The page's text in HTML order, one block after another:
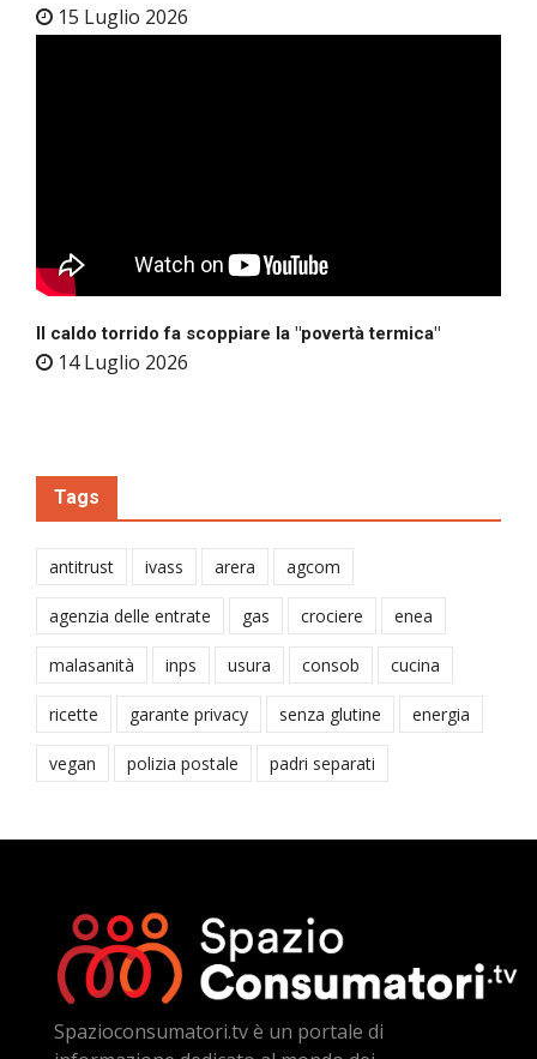
15 Luglio 2026
Il caldo torrido fa scoppiare la "povertà termica"
14 Luglio 2026
Tags
antitrust ivass arera agcom
agenzia delle entrate gas crociere enea
malasanità inps usura consob cucina
ricette garante privacy senza glutine energia
vegan polizia postale padri separati
Spazioconsumatori.tv è un portale di